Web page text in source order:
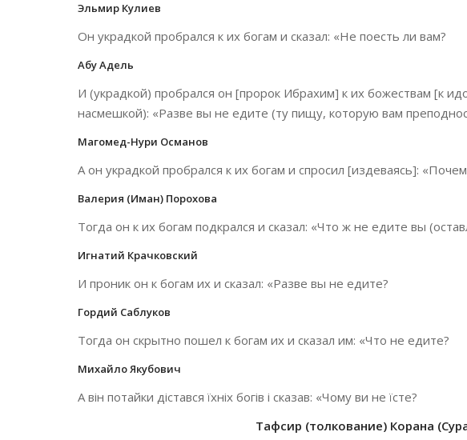
Эльмир Кулиев
Он украдкой пробрался к их богам и сказал: «Не поесть ли вам?
Абу Адель
И (украдкой) пробрался он [пророк Ибрахим] к их божествам [к
насмешкой): «Разве вы не едите (ту пищу, которую вам
Магомед-Нури Османов
А он украдкой пробрался к их богам и спросил [издеваясь]:
Валерия (Иман) Порохова
Тогда он к их богам подкрался и сказал: «Что ж не едите вы
Игнатий Крачковский
И проник он к богам их и сказал: «Разве вы не едите?
Гордий Саблуков
Тогда он скрытно пошел к богам их и сказал им: «Что не едите?
Михайло Якубович
А він потайки дістався їхніх богів і сказав: «Чому ви не їсте?
Тафсир (толкование) Корана